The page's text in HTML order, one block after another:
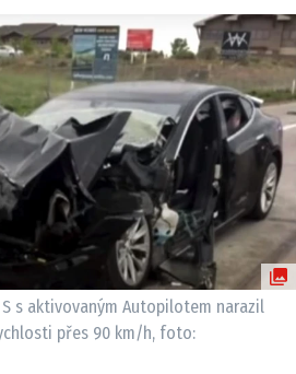
SPY
HISTORIE
ZAJÍMAVOSTI
TECHNIKA
EKONOMIKA
ČESKÝ TRH
TUNING
PROFI
ELEKTRO
s aktivovaným Autopilotem narazil
přes 90 km/h, foto: